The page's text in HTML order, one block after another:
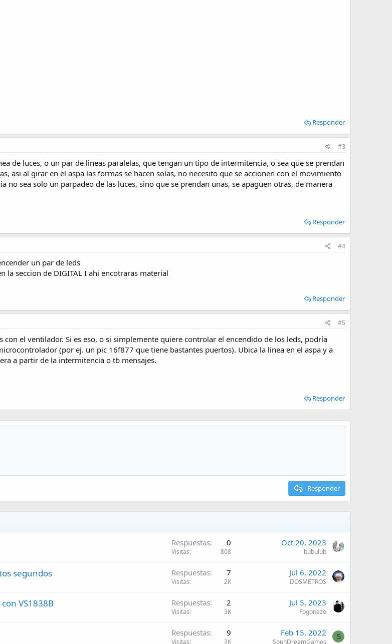
Responder
#3
de luces, o un par de lineas paralelas, que tengan un tipo de intermitencia, o sea que se prendan
asi al girar en el aspa las formas se hacen solas, no necesito que se accionen con el movimiento
no sea solo un parpadeo de las luces, sino que se prendan unas, se apaguen otras, de manera
Responder
#4
un par de leds
la seccion de DIGITAL I ahi encotraras material
Responder
#5
el ventilador. Si es eso, o si simplemente quiere controlar el encendido de los leds, podría
(por ej. un pic 16f877 que tiene bastantes puertos). Ubica la linea en el aspa y a
a partir de la intermitencia o tb mensajes.
Responder
Responder
Respuestas 0
Visitas 808
Oct 20, 2023
bubulub
segundos Respuestas 7
Visitas 2K
Jul 6, 2022
DOSMETROS
VS1838B Respuestas 2
Visitas 3K
Jul 5, 2023
Fogonazo
Respuestas 9
Visitas 3K
Feb 15, 2022
SounDreamGames
S